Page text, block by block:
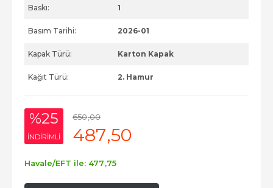
Baskı: 1
Basım Tarihi: 2026-01
Kapak Türü: Karton Kapak
Kağıt Türü: 2. Hamur
%25
INDIRIMLI
650,00
487,50
Havale/EFT ile: 477 ,75